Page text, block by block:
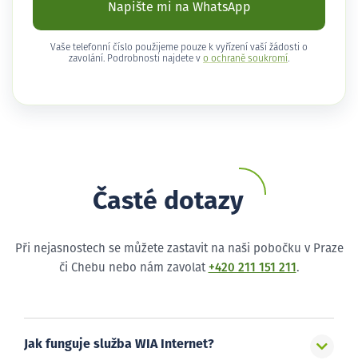
Napište mi na WhatsApp
Vaše telefonní číslo použijeme pouze k vyřízení vaší žádosti o
zavolání. Podrobnosti najdete v o ochraně soukromí .
Časté dotazy
Při nejasnostech se můžete zastavit na naši pobočku v Praze
či Chebu nebo nám zavolat +420 211 151 211 .
Jak funguje služba WIA Internet?